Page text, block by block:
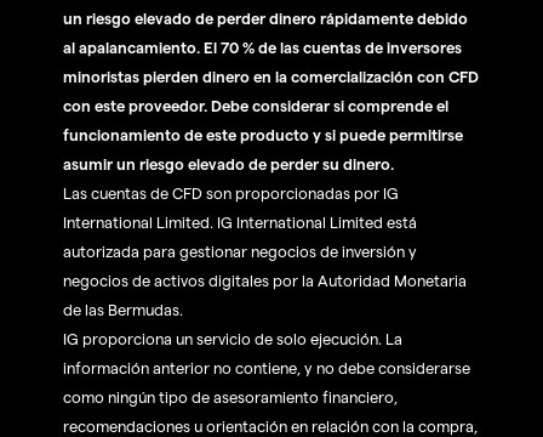
un riesgo elevado de perder dinero rápidamente debido
al apalancamiento. El 70 % de las cuentas de inversores
minoristas pierden dinero en la comercialización con CFD
con este proveedor. Debe considerar si comprende el
funcionamiento de este producto y si puede permitirse
asumir un riesgo elevado de perder su dinero.
Las cuentas de CFD son proporcionadas por IG
International Limited. IG International Limited está
autorizada para gestionar negocios de inversión y
negocios de activos digitales por la Autoridad Monetaria
de las Bermudas.
IG proporciona un servicio de solo ejecución. La
información anterior no contiene, y no debe considerarse
como ningún tipo de asesoramiento financiero,
recomendaciones u orientación en relación con la compra,